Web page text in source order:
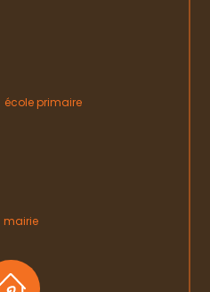
école primaire
mairie